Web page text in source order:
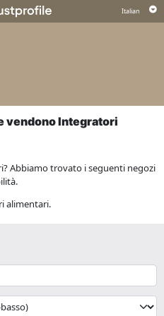
vendono Integratori
Abbiamo trovato i seguenti negozi
alimentari.